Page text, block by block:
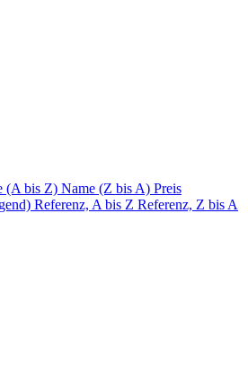
(A bis Z) Name (Z bis A) Preis
Referenz, A bis Z Referenz, Z bis A